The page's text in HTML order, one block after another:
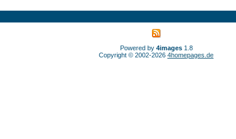
Powered by 4images1.8
Copyright © 2002-2026 4homepages.de